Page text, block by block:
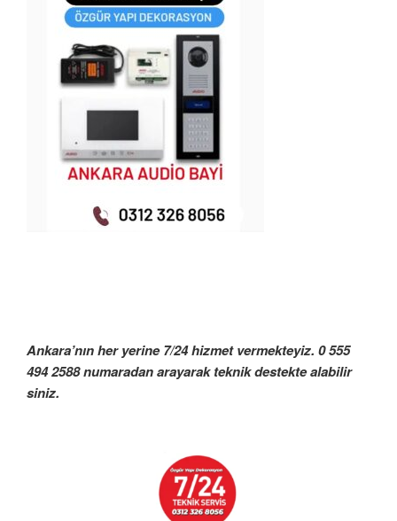
Ankara’nın her yerine 7/24 hizmet vermekteyiz. 0 555
494 2588 numaradan arayarak teknik destekte alabilir
siniz.